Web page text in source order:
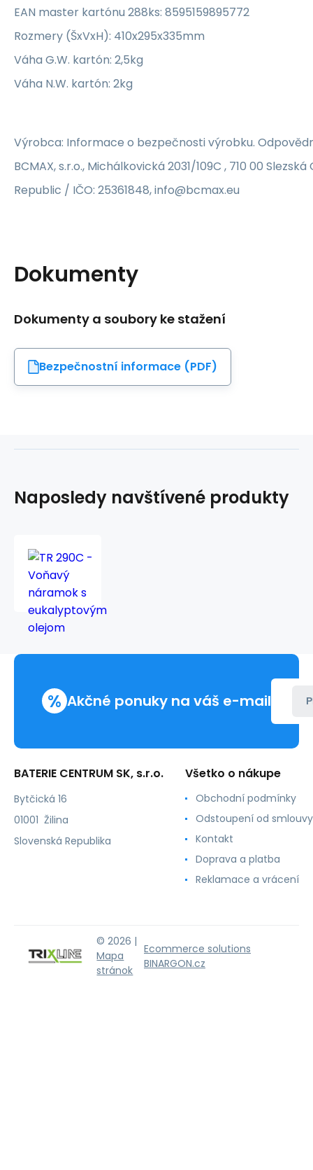
EAN master kartónu 288ks: 8595159895772
Rozmery (ŠxVxH): 410x295x335mm
Váha G.W. kartón: 2,5kg
Váha N.W. kartón: 2kg
Výrobca: Informace o bezpečnosti výrobku.
BCMAX, s.r.o., Michálkovická 2031/109C , 710 00
Republic / IČO: 25361848, info@bcmax.eu
Dokumenty
Dokumenty a soubory ke stažení
Bezpečnostní informace (PDF)
Naposledy navštívené produkty
TR
náramok
olejom
% Akčné ponuky na váš e-mail
BATERIE CENTRUM SK, s.r.o.
Bytčická 16
01001 Žilina
Slovenská Republika
Všetko o nákupe
Obchodní podmínky
Odstoupení od smlouvy
Kontakt
Doprava a platba
Reklamace a vrácení
© 2026 |
Mapa
stránok
Ecommerce solutions
BINARGON.cz